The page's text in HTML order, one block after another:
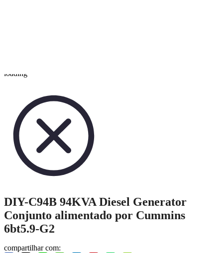
loading
DIY-C94B 94KVA Diesel Generator
Conjunto alimentado por Cummins
6bt5.9-G2
compartilhar com: